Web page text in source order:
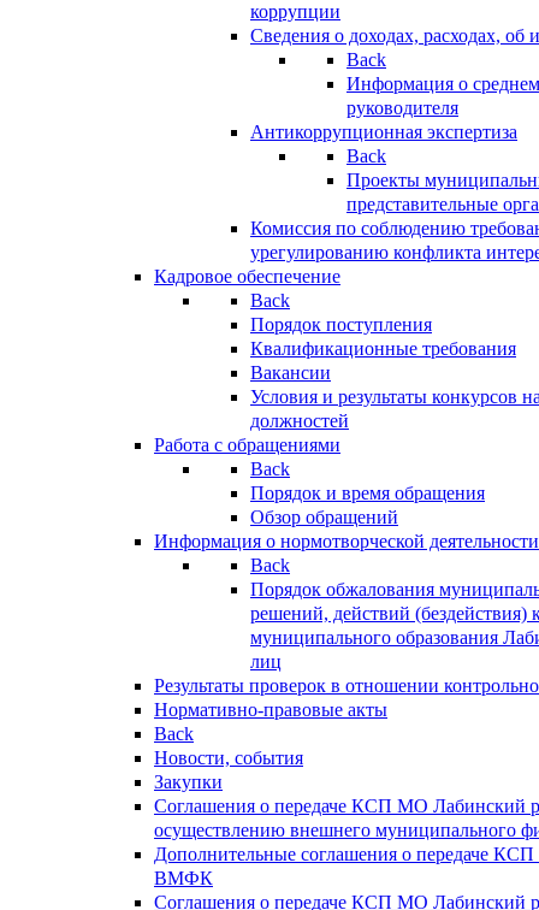
коррупции
Сведения о доходах, расходах, об
Back
Информация о
руководителя
Антикоррупционная экспертиза
Back
Проекты
представительные
Комиссия по соблюдению
урегулированию конфликта
Кадровое обеспечение
Back
Порядок поступления
Квалификационные требования
Вакансии
Условия и результаты конкурсов
должностей
Работа с обращениями
Back
Порядок и время обращения
Обзор обращений
Информация о нормотворческой деятельности
Back
Порядок обжалования
решений, действий (бездействия)
муниципального образования
лиц
Результаты проверок в отношении
Нормативно-правовые акты
Back
Новости, события
Закупки
Соглашения о передаче КСП МО Лабинский
осуществлению внешнего муниципального
Дополнительные соглашения о передаче
ВМФК
Соглашения о передаче КСП МО Лабинский